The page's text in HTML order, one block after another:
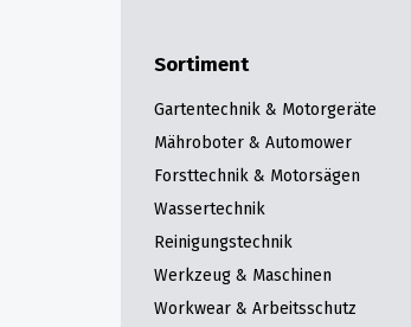
Sortiment
Gartentechnik & Motorgeräte
Mähroboter & Automower
Forsttechnik & Motorsägen
Wassertechnik
Reinigungstechnik
Werkzeug & Maschinen
Workwear & Arbeitsschutz